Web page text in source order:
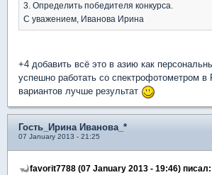
3. Определить победителя конкурса.
С уважением, Иванова Ирина
+4 добавить всё это в азию как
успешно работать со спектрофотометром
вариантов лучше результат
Гость_Ирина Иванова_*
07 January 2013 - 21:25
favorit7788 (07 January 2013 - 19:46) писал: